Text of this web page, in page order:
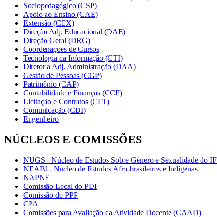
Sociopedagógico (CSP)
Apoio ao Ensino (CAE)
Extensão (CEX)
Direção Adj. Educacional (DAE)
Direção Geral (DRG)
Coordenações de Cursos
Tecnologia da Informação (CTI)
Diretoria Adj. Administração (DAA)
Gestão de Pessoas (CGP)
Patrimônio (CAP)
Contabilidade e Finanças (CCF)
Licitação e Contratos (CLT)
Comunicação (CDI)
Engenheiro
NÚCLEOS E COMISSÕES
NUGS - Núcleo de Estudos Sobre Gênero e Sexualidade do
NEABI - Núcleo de Estudos Afro-brasileiros e Indígenas
NAPNE
Comissão Local do PDI
Comissão do PPP
CPA
Comissões para Avaliação da Atividade Docente (CAAD)